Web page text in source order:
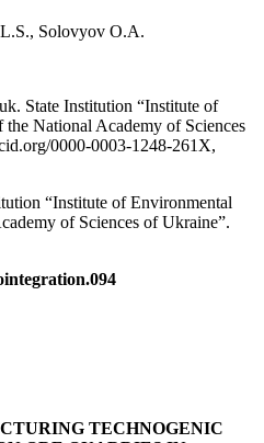
Solovyov O.A.
State Institution “Institute of
National Academy of Sciences
0000-0003-1248-261X,
“Institute of Environmental
of Sciences of Ukraine”.
TECHNOGENIC